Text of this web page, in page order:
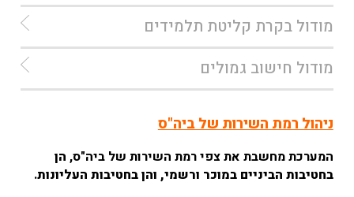
מודול בקרת קליטת תלמידים
מודול חישוב גמולים
ניהול רמת השירות של ביה"ס
המערכת מחשבת את צפי רמת השירות של ביה"ס, הן
בחטיבות הביניים במוכר ורשמי, והן בחטיבות העליונות.